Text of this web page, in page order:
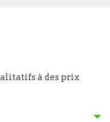
à des prix